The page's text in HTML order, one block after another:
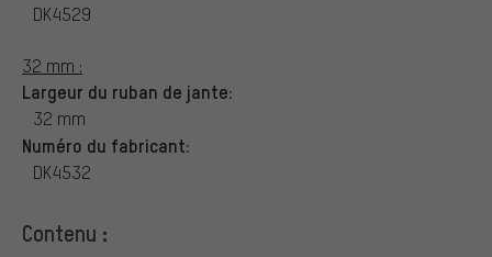
DK4529
32 mm :
Largeur du ruban de jante:
32 mm
Numéro du fabricant:
DK4532
Contenu :